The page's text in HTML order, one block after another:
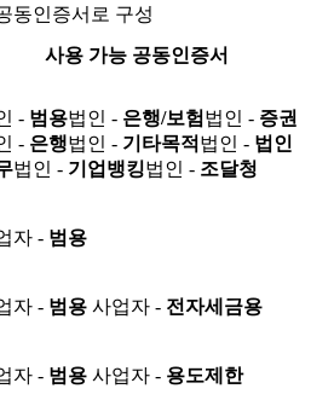
동인증서로 구성
사용 가능 공동인증서
- 범용법인 - 은행/보험 법인 - 증권
- 은행법인 - 기타목적 법인 - 법인
법인 - 기업뱅킹법인 - 조달청
자 - 범용
자 - 범용 사업자 - 전자세금용
자 - 범용 사업자 - 용도제한